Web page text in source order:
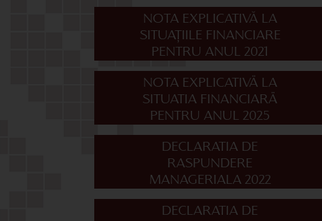
NOTA EXPLICATIVĂ LA
SITUAȚIILE FINANCIARE
PENTRU ANUL 2021
NOTA EXPLICATIVÄ LA
SITUATIA FINANCIARÄ
PENTRU ANUL 2025
DECLARATIA DE
RASPUNDERE
MANAGERIALA 2022
DECLARATIA DE